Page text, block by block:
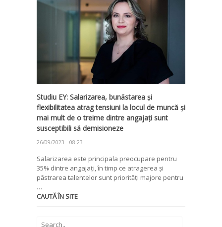
Studiu EY: Salarizarea, bunăstarea și
flexibilitatea atrag tensiuni la locul de muncă și
mai mult de o treime dintre angajați sunt
susceptibili să demisioneze
26/09/2023 - 08:23
Salarizarea este principala preocupare pentru
35% dintre angajați, în timp ce atragerea și
păstrarea talentelor sunt priorități majore pentru
…
CAUTĂ ÎN SITE